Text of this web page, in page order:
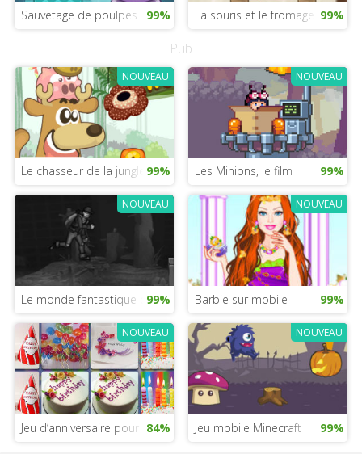
Sauvetage de poulpes 99% La souris et le fromage 99%
Pub
NOUVEAU
Le chasseur de la jungle 99%
NOUVEAU
Les Minions, le film 99%
NOUVEAU
Le monde fantastique des Power Rangers
99%
NOUVEAU
Barbie sur mobile 99%
NOUVEAU
Jeu d’anniversaire pour filles
84%
NOUVEAU
Jeu mobile Minecraft 99%